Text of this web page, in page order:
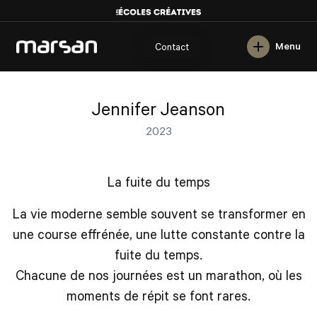
Contact Menu
English
Jennifer Jeanson
2023
La fuite du temps
La vie moderne semble souvent se transformer en
une course effrénée, une lutte constante contre la
fuite du temps.
Chacune de nos journées est un marathon, où les
moments de répit se font rares.